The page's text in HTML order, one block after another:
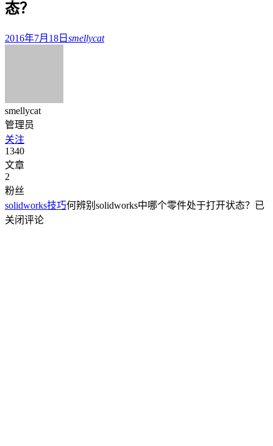
态？
2016年7月18日 smellycat
smellycat
管理员
关注
1340
文章
2
粉丝
solidworks技巧何辨别solidworks中哪个零件处于打开状态？ 已
关闭评论